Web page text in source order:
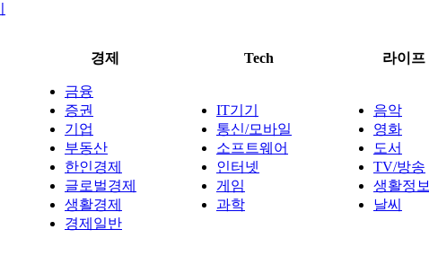
경제 Tech 라이프
금융
증권
기업
부동산
한인경제
글로벌경제
생활경제
경제일반
IT기기
통신/모바일
소프트웨어
인터넷
게임
과학
음악
영화
도서
TV/방송
생활정보
날씨